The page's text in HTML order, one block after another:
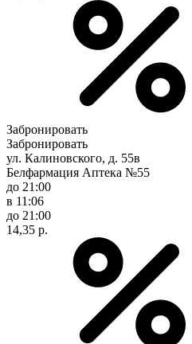
Забронировать
Забронировать
ул. Калиновского, д. 55в
Белфармация Аптека №55
до 21:00
в 11:06
до 21:00
14,35 р.